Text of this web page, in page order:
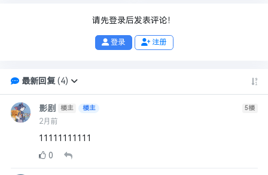
请先登录后发表评论！
登录 注册
最新回复( 4)
影剧 楼主 楼主
2月前
5楼
11111111111
0